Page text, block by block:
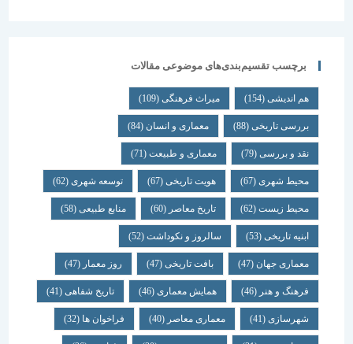
برچسب تقسیم‌بندی‌های موضوعی مقالات
هم اندیشی (154) میراث فرهنگی (109)
بررسی تاریخی (88) معماری و انسان (84)
نقد و بررسی (79) معماری و طبیعت (71)
محیط شهری(67) هویت تاریخی(67) توسعه شهری(62)
محیط زیست(62) تاریخ معاصر(60) منابع طبیعی(58)
ابنیه تاریخی(53) سالروز و نکوداشت(52)
معماری جهان (47) بافت تاریخی(47) روز معمار(47)
فرهنگ و هنر(46) همایش معماری (46) تاریخ شفاهی (41)
شهرسازی(41) معماری معاصر(40) فراخوان ها (32)